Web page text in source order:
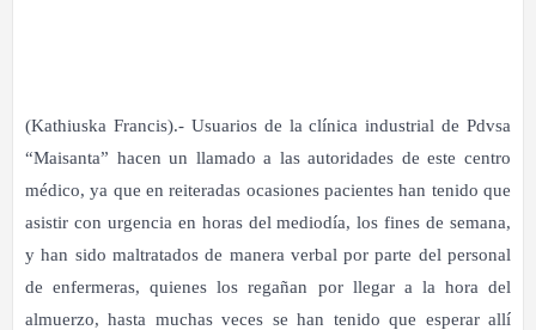
(Kathiuska Francis).- Usuarios de la clínica industrial de Pdvsa
“Maisanta” hacen un llamado a las autoridades de este centro
médico, ya que en reiteradas ocasiones pacientes han tenido que
asistir con urgencia en horas del mediodía, los fines de semana,
y han sido maltratados de manera verbal por parte del personal
de enfermeras, quienes los regañan por llegar a la hora del
almuerzo, hasta muchas veces se han tenido que esperar allí